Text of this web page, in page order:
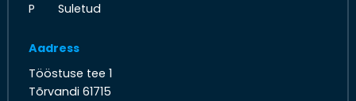
P
Suletud
Aadress
Tööstuse tee 1
Tõrvandi 61715